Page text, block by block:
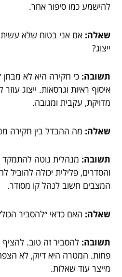
להישמע כמו סיפור אחר.
שאלה: אם אני בטוח שלא
ייצוג?
תשובה: כי חקירה היא לא מבחן
איסוף ראיות וגרסאות. ייצוג
מדויקת, עקבית ומגובה.
שאלה: מה ההבדל בין חקירה
תשובה: מנהלית נוטה להתמקד
והסדרים, פלילית יכולה להוביל
המצבים חשוב לנהל קו מסודר.
שאלה: האם כדאי ״להסביר
תשובה: להסביר זה טוב.
פחות. המטרה היא דיוק, לא
מייצר עוד שאלות.